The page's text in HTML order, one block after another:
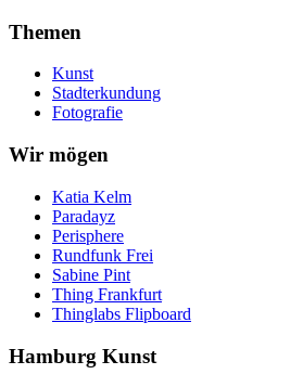
Themen
Kunst
Stadterkundung
Fotografie
Wir mögen
Katia Kelm
Paradayz
Perisphere
Rundfunk Frei
Sabine Pint
Thing Frankfurt
Thinglabs Flipboard
Hamburg Kunst